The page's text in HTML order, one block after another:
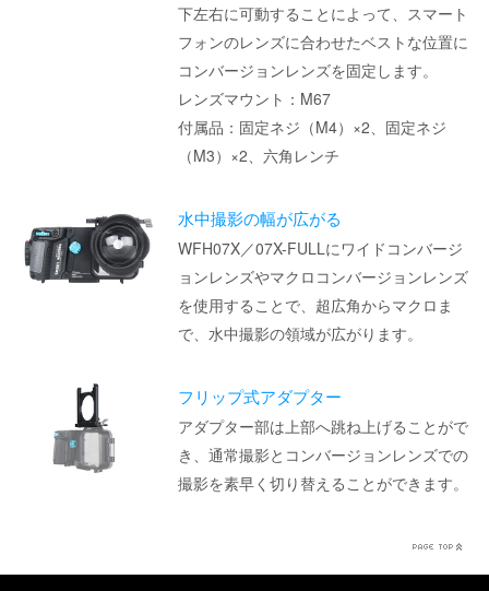
下左右に可動することによって、スマート
フォンのレンズに合わせたベストな位置に
コンバージョンレンズを固定します。
レンズマウント：M67
付属品：固定ネジ（M4）×2、固定ネジ
（M3）×2、六角レンチ
水中撮影の幅が広がる
WFH07X／07X-FULLにワイドコンバージ
ョンレンズやマクロコンバージョンレンズ
を使用することで、超広角からマクロま
で、水中撮影の領域が広がります。
フリップ式アダプター
アダプター部は上部へ跳ね上げることがで
き、通常撮影とコンバージョンレンズでの
撮影を素早く切り替えることができます。